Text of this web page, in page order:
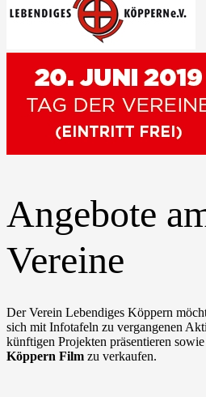
Angebote
Vereine
Der Verein Lebendiges Köppern
sich mit Infotafeln zu vergangenen
künftigen Projekten präsentieren
Köppern Film zu verkaufen.